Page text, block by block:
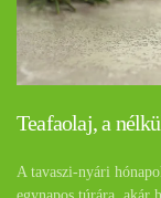
Teafaolaj, a
A tavaszi-nyári